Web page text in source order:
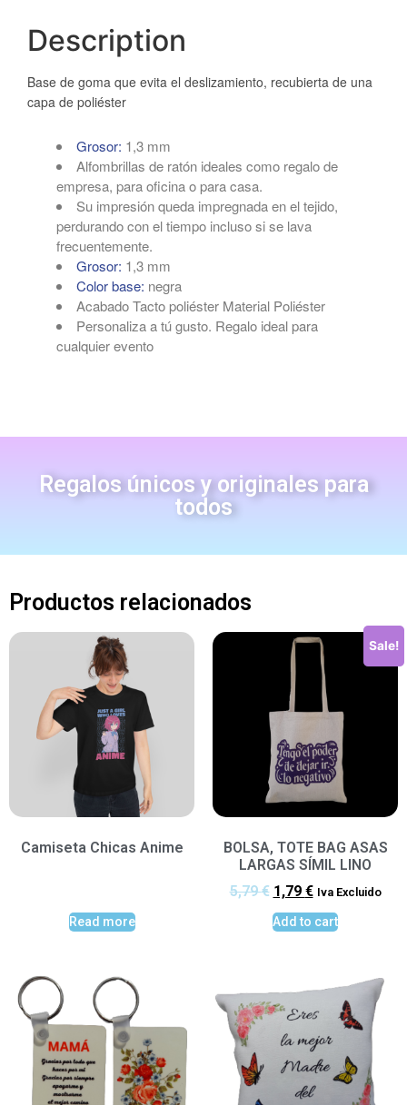
Description
Base de goma que evita el deslizamiento, recubierta de una
capa de poliéster
Grosor: 1,3 mm
Alfombrillas de ratón ideales como regalo de
empresa, para oficina o para casa.
Su impresión queda impregnada en el tejido,
perdurando con el tiempo incluso si se lava
frecuentemente.
Grosor: 1,3 mm
Color base: negra
Acabado Tacto poliéster Material Poliéster
Personaliza a tú gusto. Regalo ideal para
cualquier evento
Regalos únicos y originales para
todos
Productos relacionados
Camiseta Chicas Anime
Read more
Sale!
BOLSA, TOTE BAG ASAS
LARGAS SÍMIL LINO
5,79€ 1,79 € Iva Excluido
Add to cart